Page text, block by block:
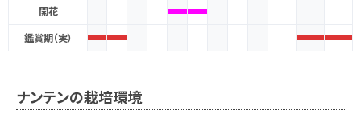
開花
鑑賞期（実）
ナンテンの栽培環境